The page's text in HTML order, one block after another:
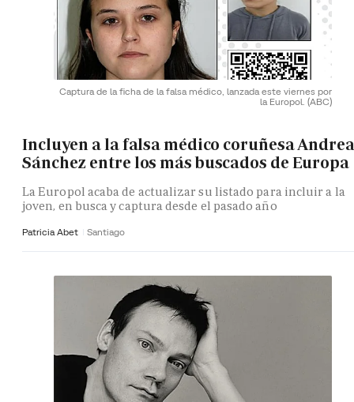
Captura de la ficha de la falsa médico, lanzada este viernes por
la Europol. (ABC)
Incluyen a la falsa médico coruñesa Andrea
Sánchez entre los más buscados de Europa
La Europol acaba de actualizar su listado para incluir a la
joven, en busca y captura desde el pasado año
Patricia Abet Santiago